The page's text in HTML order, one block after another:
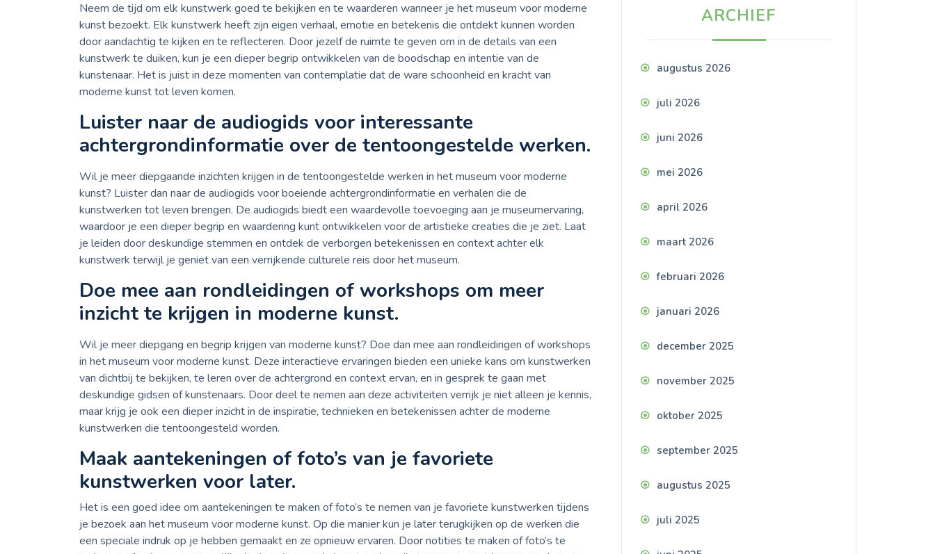
Neem de tijd om elk kunstwerk goed te bekijken en te waarderen wanneer je het museum voor moderne
kunst bezoekt. Elk kunstwerk heeft zijn eigen verhaal, emotie en betekenis die ontdekt kunnen worden
door aandachtig te kijken en te reflecteren. Door jezelf de ruimte te geven om in de details van een
kunstwerk te duiken, kun je een dieper begrip ontwikkelen van de boodschap en intentie van de
kunstenaar. Het is juist in deze momenten van contemplatie dat de ware schoonheid en kracht van
moderne kunst tot leven komen.
Luister naar de audiogids voor interessante
achtergrondinformatie over de tentoongestelde werken.
Wil je meer diepgaande inzichten krijgen in de tentoongestelde werken in het museum voor moderne
kunst? Luister dan naar de audiogids voor boeiende achtergrondinformatie en verhalen die de
kunstwerken tot leven brengen. De audiogids biedt een waardevolle toevoeging aan je museumervaring,
waardoor je een dieper begrip en waardering kunt ontwikkelen voor de artistieke creaties die je ziet. Laat
je leiden door deskundige stemmen en ontdek de verborgen betekenissen en context achter elk
kunstwerk terwijl je geniet van een verrijkende culturele reis door het museum.
Doe mee aan rondleidingen of workshops om meer
inzicht te krijgen in moderne kunst.
Wil je meer diepgang en begrip krijgen van moderne kunst? Doe dan mee aan rondleidingen of workshops
in het museum voor moderne kunst. Deze interactieve ervaringen bieden een unieke kans om kunstwerken
van dichtbij te bekijken, te leren over de achtergrond en context ervan, en in gesprek te gaan met
deskundige gidsen of kunstenaars. Door deel te nemen aan deze activiteiten verrijk je niet alleen je kennis,
maar krijg je ook een dieper inzicht in de inspiratie, technieken en betekenissen achter de moderne
kunstwerken die tentoongesteld worden.
Maak aantekeningen of foto’s van je favoriete
kunstwerken voor later.
Het is een goed idee om aantekeningen te maken of foto’s te nemen van je favoriete kunstwerken tijdens
je bezoek aan het museum voor moderne kunst. Op die manier kun je later terugkijken op de werken die
een speciale indruk op je hebben gemaakt en ze opnieuw ervaren. Door notities te maken of foto’s te
ARCHIEF
augustus 2026
juli 2026
juni 2026
mei 2026
april 2026
maart 2026
februari 2026
januari 2026
december 2025
november 2025
oktober 2025
september 2025
augustus 2025
juli 2025